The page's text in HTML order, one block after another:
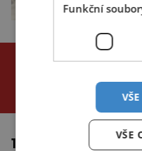
24 hodin
1.
Proč se
Funkční
VŠE